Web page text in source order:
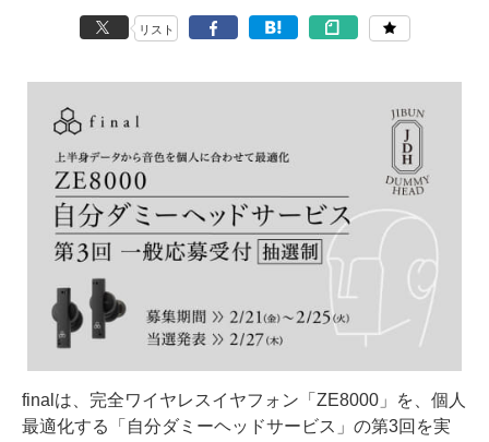
リスト
finalは、完全ワイヤレスイヤフォン「ZE8000」を、個人
最適化する「自分ダミーヘッドサービス」の第3回を実